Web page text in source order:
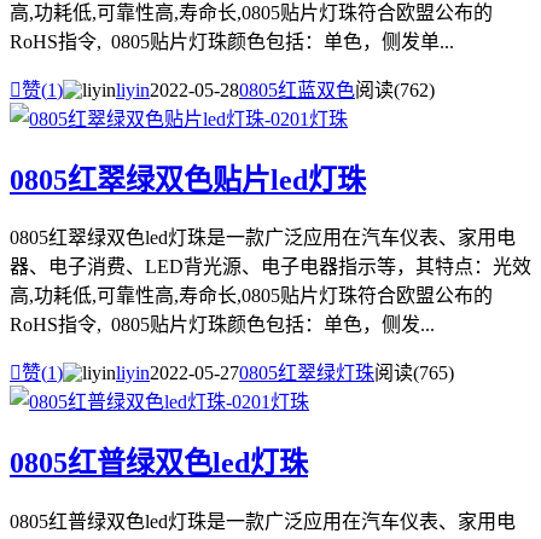
高,功耗低,可靠性高,寿命长,0805贴片灯珠符合欧盟公布的
RoHS指令, 0805贴片灯珠颜色包括：单色，侧发单...
赞(1) liyin2022-05-280805红蓝双色阅读(762)
0805红翠绿双色贴片led灯珠
0805红翠绿双色led灯珠是一款广泛应用在汽车仪表、家用电
器、电子消费、LED背光源、电子电器指示等，其特点：光效
高,功耗低,可靠性高,寿命长,0805贴片灯珠符合欧盟公布的
RoHS指令, 0805贴片灯珠颜色包括：单色，侧发...
赞(1) liyin2022-05-270805红翠绿灯珠阅读(765)
0805红普绿双色led灯珠
0805红普绿双色led灯珠是一款广泛应用在汽车仪表、家用电